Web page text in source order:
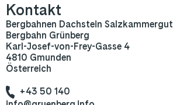
Kontakt
Bergbahnen Dachstein Salzkammergut
Bergbahn Grünberg
Karl-Josef-von-Frey-Gasse 4
4810 Gmunden
Österreich
+43 50 140